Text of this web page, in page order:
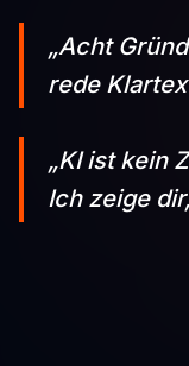
„Acht
rede
„KI ist kein
Ich zeige